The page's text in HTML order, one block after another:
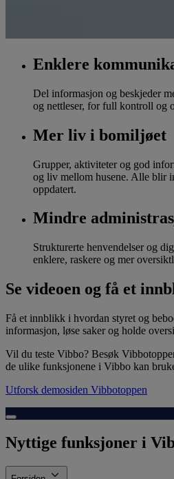
Enklere
Del informasjon og beskjeder
og nettleser, for full kontroll og
Mer liv i bomiljøet
Grupper, aktiviteter og god
og liv mellom husene. Alle blir
oppdatert.
Mindre
Strukturerte henvendelser og
enklere, raskere og mer
Se videoen og få et
Få et innblikk i hvordan styret og
informasjon, løse saker og holde
Vil du teste Vibbo? Besøk
de ulike funksjonene i Vibbo kan
Utforsk demosiden Vibbotoppen
Spill av video
Nyttige funksjoner i